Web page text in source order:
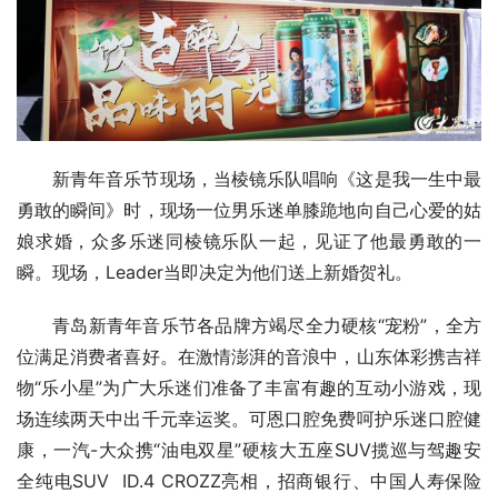
新青年音乐节现场，当棱镜乐队唱响《这是我一生中最
勇敢的瞬间》时，现场一位男乐迷单膝跪地向自己心爱的姑
娘求婚，众多乐迷同棱镜乐队一起，见证了他最勇敢的一
瞬。现场，Leader当即决定为他们送上新婚贺礼。
青岛新青年音乐节各品牌方竭尽全力硬核“宠粉”，全方
位满足消费者喜好。在激情澎湃的音浪中，山东体彩携吉祥
物“乐小星”为广大乐迷们准备了丰富有趣的互动小游戏，现
场连续两天中出千元幸运奖。可恩口腔免费呵护乐迷口腔健
康，一汽-大众携“油电双星”硬核大五座SUV揽巡与驾趣安
全纯电SUV  ID.4 CROZZ亮相，招商银行、中国人寿保险